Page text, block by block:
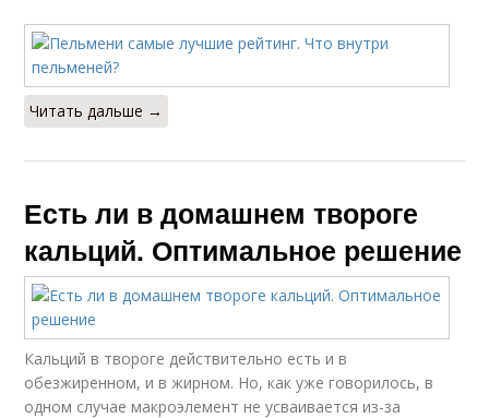
Читать дальше →
Есть ли в домашнем твороге
кальций. Оптимальное решение
Кальций в твороге действительно есть и в
обезжиренном, и в жирном. Но, как уже говорилось, в
одном случае макроэлемент не усваивается из-за